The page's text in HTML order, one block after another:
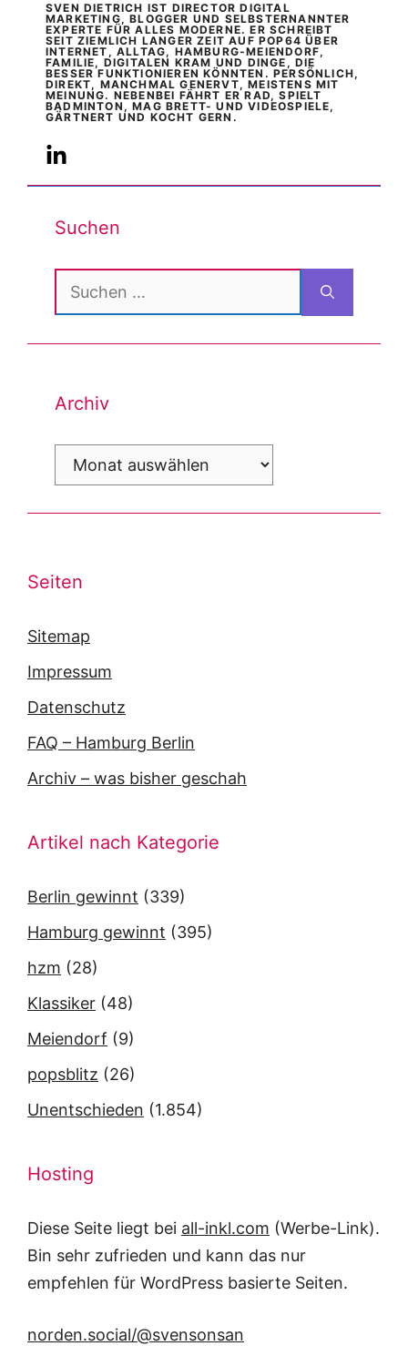
SVEN DIETRICH IST DIRECTOR DIGITAL
MARKETING, BLOGGER UND SELBSTERNANNTER
EXPERTE FÜR ALLES MODERNE. ER SCHREIBT
SEIT ZIEMLICH LANGER ZEIT AUF POP64 ÜBER
INTERNET, ALLTAG, HAMBURG-MEIENDORF,
FAMILIE, DIGITALEN KRAM UND DINGE, DIE
BESSER FUNKTIONIEREN KÖNNTEN. PERSÖNLICH,
DIREKT, MANCHMAL GENERVT, MEISTENS MIT
MEINUNG. NEBENBEI FÄHRT ER RAD, SPIELT
BADMINTON, MAG BRETT- UND VIDEOSPIELE,
GÄRTNERT UND KOCHT GERN.
Suchen
Suchen
nach:
Archiv
Archiv
Seiten
Sitemap
Impressum
Datenschutz
FAQ – Hamburg Berlin
Archiv – was bisher geschah
Artikel nach Kategorie
Berlin gewinnt (339)
Hamburg gewinnt (395)
hzm (28)
Klassiker (48)
Meiendorf (9)
popsblitz (26)
Unentschieden (1.854)
Hosting
Diese Seite liegt bei all-inkl.com (Werbe-Link).
Bin sehr zufrieden und kann das nur
empfehlen für WordPress basierte Seiten.
norden.social/@svensonsan